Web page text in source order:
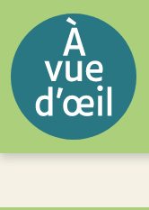
Fermer
Rechercher
un
livre,
un
auteur,
un
EAN